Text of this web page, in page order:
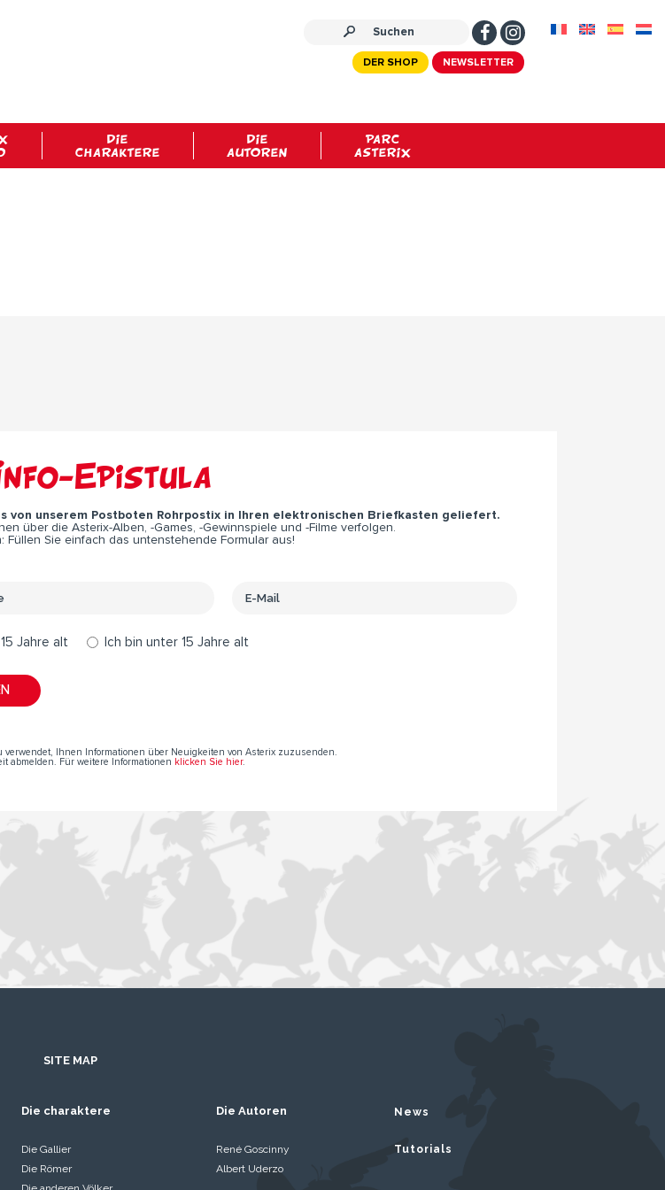
NEWSLETTER
DER SHOP
DIE
CHARAKTERE
DIE
AUTOREN
PARC
ASTERIX
Epistula
von unserem Postboten Rohrpostix in Ihren elektronischen Briefkasten geliefert.
über die Asterix-Alben, -Games, -Gewinnspiele und -Filme verfolgen.
Füllen Sie einfach das untenstehende Formular aus!
Jahre alt Ich bin unter 15 Jahre alt
verwendet, Ihnen Informationen über Neuigkeiten von Asterix zuzusenden.
abmelden. Für weitere Informationen klicken Sie hier.
SITE MAP
Die charaktere
Die Gallier
Die Römer
Die Autoren
René Goscinny
Albert Uderzo
News
Tutorials